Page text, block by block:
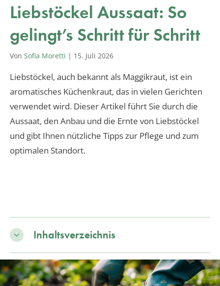
Liebstöckel Aussaat: So
gelingt’s Schritt für Schritt
Von Sofia Moretti | 15. Juli 2026
Liebstöckel, auch bekannt als Maggikraut, ist ein
aromatisches Küchenkraut, das in vielen Gerichten
verwendet wird. Dieser Artikel führt Sie durch die
Aussaat, den Anbau und die Ernte von Liebstöckel
und gibt Ihnen nützliche Tipps zur Pflege und zum
optimalen Standort.
Inhaltsverzeichnis